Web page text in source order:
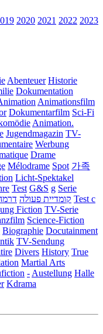
2020 2021 2022 2023
Abenteuer Historie
Dokumentation
Animationsfilm
Dokumentarfilm Sci-Fi
Animation.
Jugendmagazin TV-
Werbung
Drame
Mélodrame Spot 가족
Licht-Spektakel
Test G&S g Serie
קומדיית פעולה Test c
Fiction TV-Serie
Science-Fiction
Biographie Docutainment
TV-Sendung
Divers History True
Martial Arts
- Austellung Halle
Kdrama